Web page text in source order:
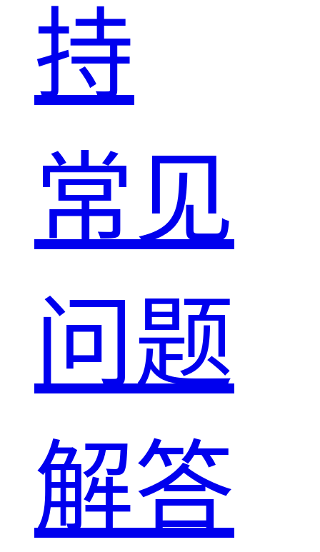
持
常见
问题
解答